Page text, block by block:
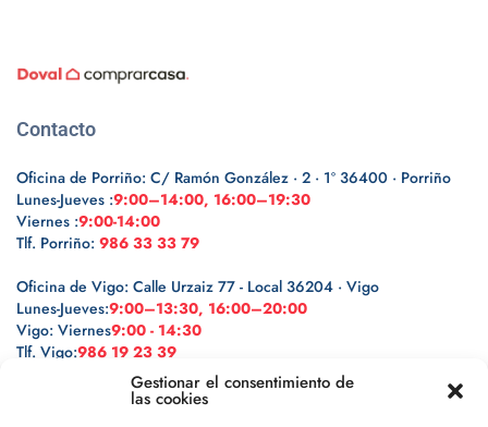
Gestionar el consentimiento de
las cookies
Contacto
Oficina de Porriño: C/ Ramón González · 2 · 1º 36400 · Porriño
Lunes-Jueves :9:00–14:00, 16:00–19:30
Viernes :9:00-14:00
Tlf. Porriño: 986 33 33 79
Oficina de Vigo: Calle Urzaiz 77 - Local 36204 · Vigo
Lunes-Jueves:9:00–13:30, 16:00–20:00
Vigo: Viernes9:00 - 14:30
Tlf. Vigo:986 19 23 39